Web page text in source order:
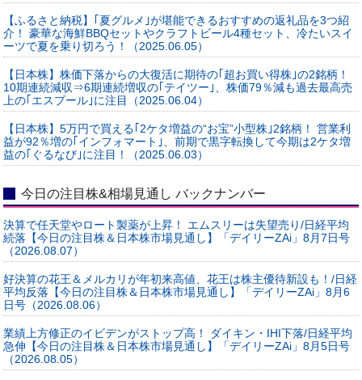
【ふるさと納税】｢夏グルメ｣が堪能できるおすすめの返礼品を3つ紹
介！ 豪華な海鮮BBQセットやクラフトビール4種セット、冷たいスイ
ーツで夏を乗り切ろう！（2025.06.05）
【日本株】株価下落からの大復活に期待の｢超お買い得株｣の2銘柄！
10期連続減収⇒6期連続増収の｢テイツー｣、株価79％減も過去最高売
上の｢エスプール｣に注目（2025.06.04）
【日本株】5万円で買える｢2ケタ増益の“お宝”小型株｣2銘柄！ 営業利
益が92％増の｢インフォマート｣、前期で黒字転換して今期は2ケタ増
益の｢ぐるなび｣に注目！（2025.06.03）
今日の注目株&相場見通し バックナンバー
決算で任天堂やロート製薬が上昇！ エムスリーは失望売り/日経平均
続落【今日の注目株＆日本株市場見通し】「デイリーZAi」8月7日号
（2026.08.07）
好決算の花王＆メルカリが年初来高値、花王は株主優待新設も！/日経
平均反落【今日の注目株＆日本株市場見通し】「デイリーZAi」8月6
日号（2026.08.06）
業績上方修正のイビデンがストップ高！ ダイキン・IHI下落/日経平均
急伸【今日の注目株＆日本株市場見通し】「デイリーZAi」8月5日号
（2026.08.05）